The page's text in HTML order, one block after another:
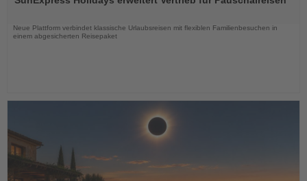
die
Neue Plattform verbindet klassische Urlaubsreisen mit flexiblen Familienbesuchen in
einem abgesicherten Reisepaket